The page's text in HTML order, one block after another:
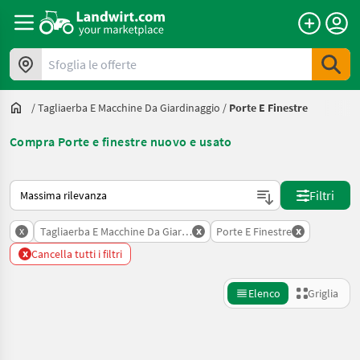
Sfoglia le offerte
/Tagliaerba E Macchine Da Giardinaggio / Porte E Finestre
Compra Porte e finestre nuovo e usato
Ecco come viene ordinato su Landwirt.com
Filtri
x Tagliaerba E Macchine Da Giardinaggio
x Porte E Finestre x
x Cancella tutti i filtri
Elenco Griglia